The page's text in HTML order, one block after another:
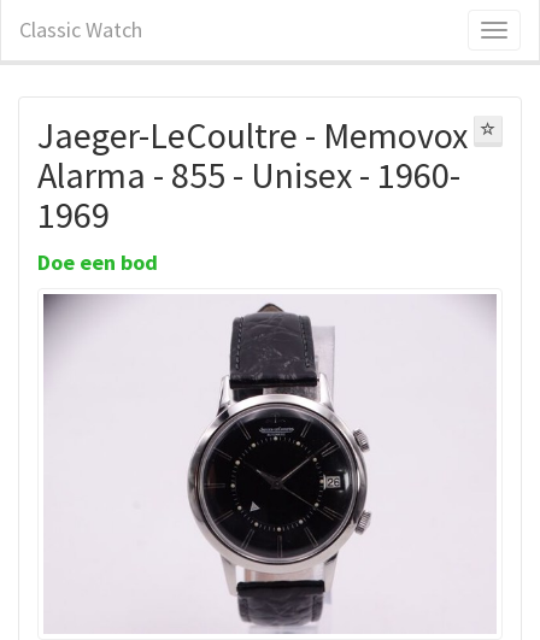
Classic Watch
Jaeger-LeCoultre - Memovox
Alarma - 855 - Unisex - 1960-
1969
Doe een bod